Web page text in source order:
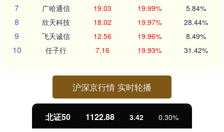
7 广哈通信 19.03 19.99% 5.84%
8 欣天科技 18.02 19.97% 28.44%
9 飞天诚信 12.56 19.96% 8.49%
10 任子行 7.16 19.93% 31.42%
沪深京行情 实时轮播
北证50 1122.88 3.42 0.30%